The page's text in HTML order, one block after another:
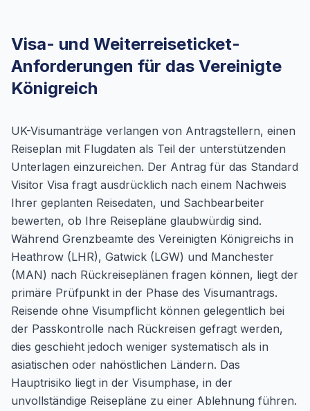
Visa- und Weiterreiseticket-
Anforderungen für das Vereinigte
Königreich
UK-Visumanträge verlangen von Antragstellern, einen
Reiseplan mit Flugdaten als Teil der unterstützenden
Unterlagen einzureichen. Der Antrag für das Standard
Visitor Visa fragt ausdrücklich nach einem Nachweis
Ihrer geplanten Reisedaten, und Sachbearbeiter
bewerten, ob Ihre Reisepläne glaubwürdig sind.
Während Grenzbeamte des Vereinigten Königreichs in
Heathrow (LHR), Gatwick (LGW) und Manchester
(MAN) nach Rückreiseplänen fragen können, liegt der
primäre Prüfpunkt in der Phase des Visumantrags.
Reisende ohne Visumpflicht können gelegentlich bei
der Passkontrolle nach Rückreisen gefragt werden,
dies geschieht jedoch weniger systematisch als in
asiatischen oder nahöstlichen Ländern. Das
Hauptrisiko liegt in der Visumphase, in der
unvollständige Reisepläne zu einer Ablehnung führen.